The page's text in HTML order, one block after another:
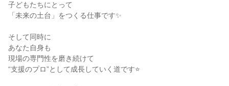
子どもたちにとって
「未来の土台」をつくる仕事です✨
そして同時に
あなた自身も
現場の専門性を磨き続けて
“支援のプロ”として成長していく道です⭐